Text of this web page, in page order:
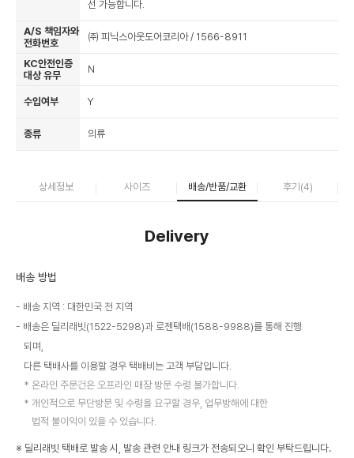
선 가능합니다.
A/S 책임자와
전화번호
㈜ 피닉스아웃도어코리아 / 1566-8911
KC안전인증
대상 유무
N
수입여부 Y
종류 의류
상세정보 사이즈 배송/반품/교환 후기(4)
Delivery
배송 방법
배송 지역 : 대한민국 전 지역
배송은 딜리래빗(1522-5298)과 로젠택배(1588-9988)를 통해 진행
되며,
다른 택배사를 이용할 경우 택배비는 고객 부담입니다.
온라인 주문건은 오프라인 매장 방문 수령 불가합니다.
개인적으로 무단방문 및 수령을 요구할 경우, 업무방해에 대한
법적 불이익이 있을 수 있습니다.
※ 딜리래빗 택배로 발송 시, 발송 관련 안내 링크가 전송되오니 확인 부탁드립니다.